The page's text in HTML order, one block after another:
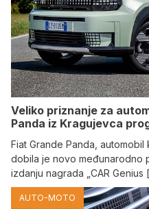
Veliko priznanje za
Panda iz Kragujevca
Fiat Grande Panda,
dobila je novo međunarodno
izdanju nagrada „CAR Genius
AUTO-MOTO